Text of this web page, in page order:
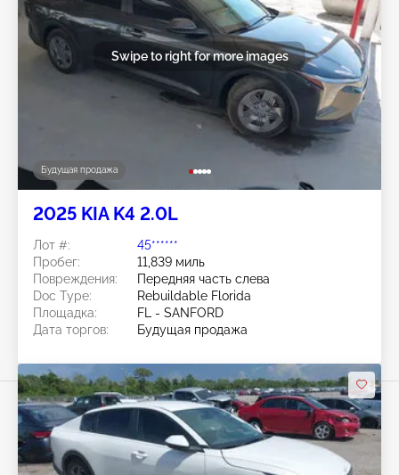
Будущая продажа
Swipe to right for more images
2025 KIA K4 2.0L
Лот #:
45******
Пробег:
11,839 миль
Повреждения:
Передняя часть слева
Doc Type:
Rebuildable Florida
Площадка:
FL - SANFORD
Дата торгов:
Будущая продажа